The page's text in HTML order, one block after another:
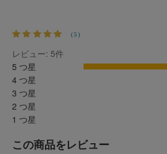
(5)
レビュー: 5件
5 つ星
4 つ星
3 つ星
2 つ星
1 つ星
この商品をレビュー